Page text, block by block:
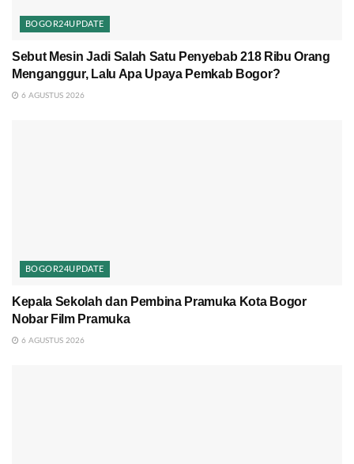
BOGOR24UPDATE
Sebut Mesin Jadi Salah Satu Penyebab 218 Ribu Orang
Menganggur, Lalu Apa Upaya Pemkab Bogor?
6 AGUSTUS 2026
BOGOR24UPDATE
Kepala Sekolah dan Pembina Pramuka Kota Bogor
Nobar Film Pramuka
6 AGUSTUS 2026